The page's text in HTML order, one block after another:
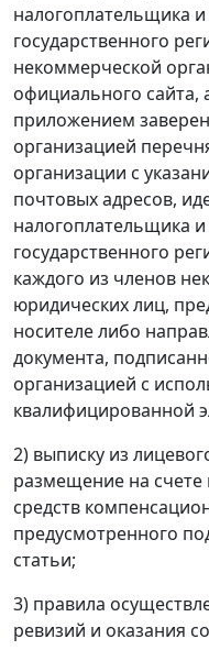
налогоплательщика
государственного
некоммерческой
официального сайта,
приложением
организацией
организации с
почтовых адресов,
налогоплательщика
государственного
каждого из членов
юридических лиц,
носителе либо
документа,
организацией с
квалифицированной
2) выписку из
размещение на
средств
предусмотренного
статьи;
3) правила
ревизий и оказания